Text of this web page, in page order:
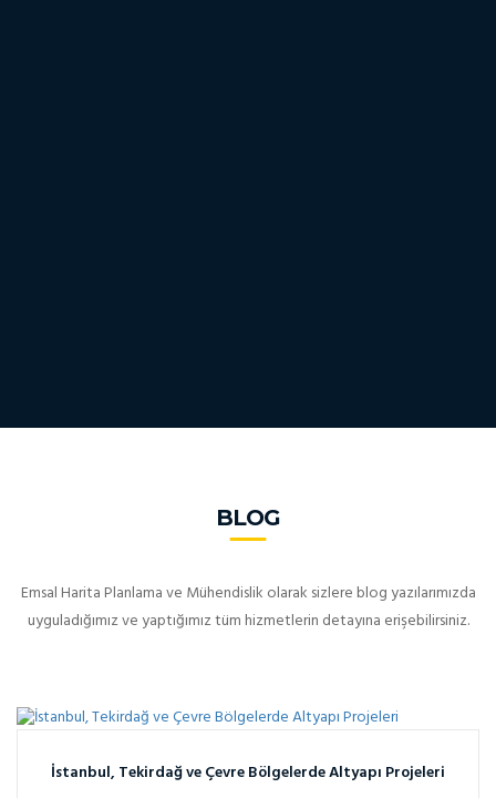
BLOG
Emsal Harita Planlama ve Mühendislik olarak sizlere blog yazılarımızda
uyguladığımız ve yaptığımız tüm hizmetlerin detayına erişebilirsiniz.
İstanbul, Tekirdağ ve Çevre Bölgelerde Altyapı Projeleri